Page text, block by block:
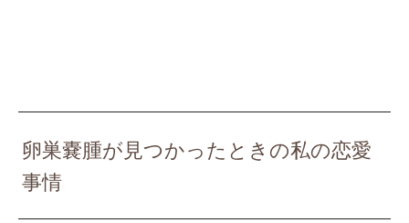
卵巣嚢腫が見つかったときの私の恋愛
事情